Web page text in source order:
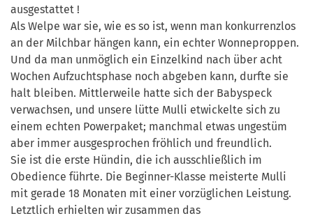
ausgestattet !
Als Welpe war sie, wie es so ist, wenn man konkurrenzlos
an der Milchbar hängen kann, ein echter Wonneproppen.
Und da man unmöglich ein Einzelkind nach über acht
Wochen Aufzuchtsphase noch abgeben kann, durfte sie
halt bleiben. Mittlerweile hatte sich der Babyspeck
verwachsen, und unsere lütte Mulli etwickelte sich zu
einem echten Powerpaket; manchmal etwas ungestüm
aber immer ausgesprochen fröhlich und freundlich.
Sie ist die erste Hündin, die ich ausschließlich im
Obedience führte. Die Beginner-Klasse meisterte Mulli
mit gerade 18 Monaten mit einer vorzüglichen Leistung.
Letztlich erhielten wir zusammen das